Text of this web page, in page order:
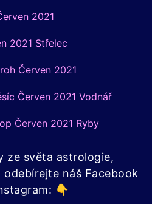
2021
2021 Střelec
Červen 2021
Červen 2021 Vodnář
Červen 2021 Ryby
ze světa astrologie,
náš Facebook
👇